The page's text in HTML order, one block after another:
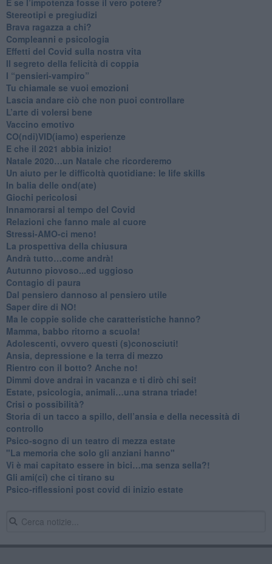
Stereotipi e pregiudizi
​Brava ragazza a chi?
​Compleanni e psicologia
Effetti del Covid sulla nostra vita
Il segreto della felicità di coppia
​I “pensieri-vampiro”
​Tu chiamale se vuoi emozioni
​Lascia andare ciò che non puoi controllare
L’arte di volersi bene
​Vaccino emotivo
CO(ndi)VID(iamo) esperienze
​E che il 2021 abbia inizio!
​Natale 2020…un Natale che ricorderemo
Un aiuto per le difficoltà quotidiane: le life skills
​In balia delle ond(ate)
Giochi pericolosi
Innamorarsi al tempo del Covid
​Relazioni che fanno male al cuore
​Stressi-AMO-ci meno!
​La prospettiva della chiusura
​Andrà tutto…come andrà!
Autunno piovoso...ed uggioso
​Contagio di paura
​Dal pensiero dannoso al pensiero utile
​Saper dire di NO!
​Ma le coppie solide che caratteristiche hanno?
​Mamma, babbo ritorno a scuola!
Adolescenti, ovvero questi (s)conosciuti!
Ansia, depressione e la terra di mezzo
​Rientro con il botto? Anche no!
Dimmi dove andrai in vacanza e ti dirò chi sei!
​Estate, psicologia, animali…una strana triade!
​Crisi o possibilità?
​Storia di un tacco a spillo, dell’ansia e della necessità di
controllo
​Psico-sogno di un teatro di mezza estate
"La memoria che solo gli anziani hanno"
​Vi è mai capitato essere in bici…ma senza sella?!
​Gli ami(ci) che ci tirano su
Psico-riflessioni post covid di inizio estate